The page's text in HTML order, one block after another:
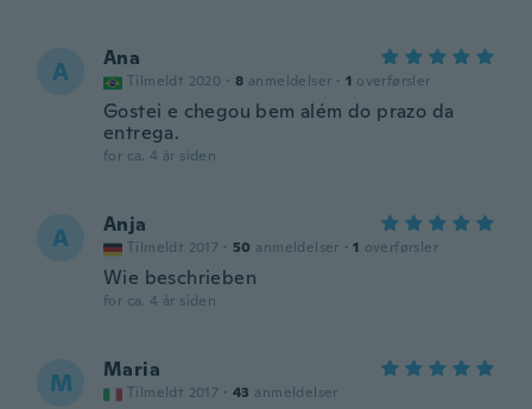
A Ana
Tilmeldt 2020 · 8 anmeldelser · 1 overførsler
Gostei e chegou bem além do prazo da
entrega.
for ca. 4 år siden
A Anja
Tilmeldt 2017 · 50 anmeldelser · 1 overførsler
Wie beschrieben
for ca. 4 år siden
M Maria
Tilmeldt 2017 · 43 anmeldelser